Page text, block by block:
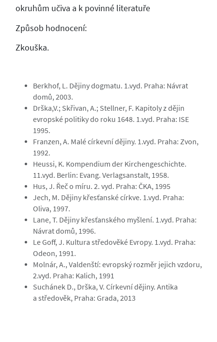
okruhům učiva a k povinné literatuře
Způsob hodnocení:
Zkouška.
Berkhof, L. Dějiny dogmatu. 1.vyd. Praha: Návrat
domů, 2003.
Drška,V.; Skřivan, A.; Stellner, F. Kapitoly z dějin
evropské politiky do roku 1648. 1.vyd. Praha: ISE
1995.
Franzen, A. Malé církevní dějiny. 1.vyd. Praha: Zvon,
1992.
Heussi, K. Kompendium der Kirchengeschichte.
11.vyd. Berlin: Evang. Verlagsanstalt, 1958.
Hus, J. Řeč o míru. 2. vyd. Praha: ČKA, 1995
Jech, M. Dějiny křesťanské církve. 1.vyd. Praha:
Oliva, 1997.
Lane, T. Dějiny křesťanského myšlení. 1.vyd. Praha:
Návrat domů, 1996.
Le Goff, J. Kultura středověké Evropy. 1.vyd. Praha:
Odeon, 1991.
Molnár, A., Valdenští: evropský rozměr jejich vzdoru,
2.vyd. Praha: Kalich, 1991
Suchánek D., Drška, V. Církevní dějiny. Antika
a středověk, Praha: Grada, 2013